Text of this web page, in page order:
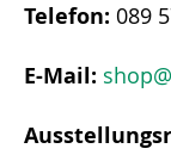
Telefon: 089
E-Mail: